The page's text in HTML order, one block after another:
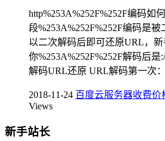
http%253A%252F%252F编码如
段%253A%252F%252F编码是
以二次解码后即可还原URL，
你%253A%252F%252F解码后是
解码URL还原 URL解码第一次
2018-11-24 百度云服务器收费价
Views
新手站长